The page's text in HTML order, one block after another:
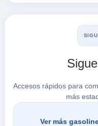
REGGIO DI CALABRIA,
Buscar en Reggio
Accesos rápidos para
más
Ver más